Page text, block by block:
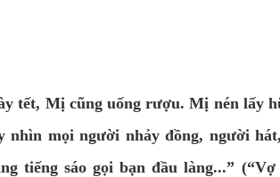
tết, Mị cũng uống rượu. Mị nén lấy
mọi người nhảy đồng, người
tiếng sáo gọi bạn đầu làng...”